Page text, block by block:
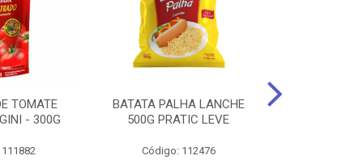
TOMATE
- 300G
BATATA PALHA LANCHE
500G PRATIC LEVE
Código: 112476